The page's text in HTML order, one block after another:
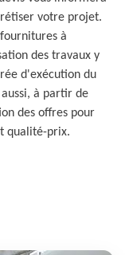
votre projet.
à
des travaux y
d'exécution du
aussi, à partir de
des offres pour
qualité-prix.